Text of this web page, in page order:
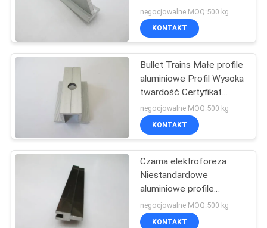
w kształcie T z
aluminium
negocjowalne MOQ:500 kg
KONTAKT
Bullet Trains Małe profile
aluminiowe Profil Wysoka
twardość Certyfikat
OHSAS
negocjowalne MOQ:500 kg
KONTAKT
Czarna elektroforeza
Niestandardowe
aluminiowe profile
konstrukcyjne Do pianina
o dużej skali
negocjowalne MOQ:500 kg
KONTAKT